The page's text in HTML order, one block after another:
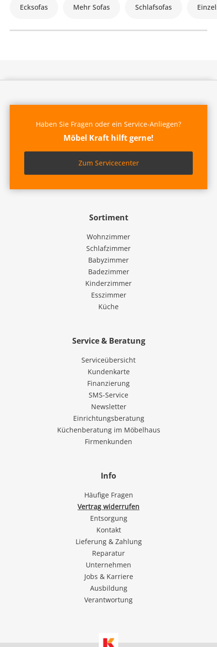
Ecksofas Mehr Sofas Schlafsofas
Sortiment
Wohnzimmer
Schlafzimmer
Babyzimmer
Badezimmer
Kinderzimmer
Esszimmer
Küche
Service & Beratung
Serviceübersicht
Kundenkarte
Finanzierung
SMS-Service
Newsletter
Einrichtungsberatung
Küchenberatung im Möbelhaus
Firmenkunden
Info
Häufige Fragen
Vertrag widerrufen
Entsorgung
Kontakt
Lieferung & Zahlung
Reparatur
Unternehmen
Jobs & Karriere
Ausbildung
Verantwortung
Haben Sie Fragen oder ein Service-Anliegen?
Möbel Kraft hilft gerne!
Zum Servicecenter